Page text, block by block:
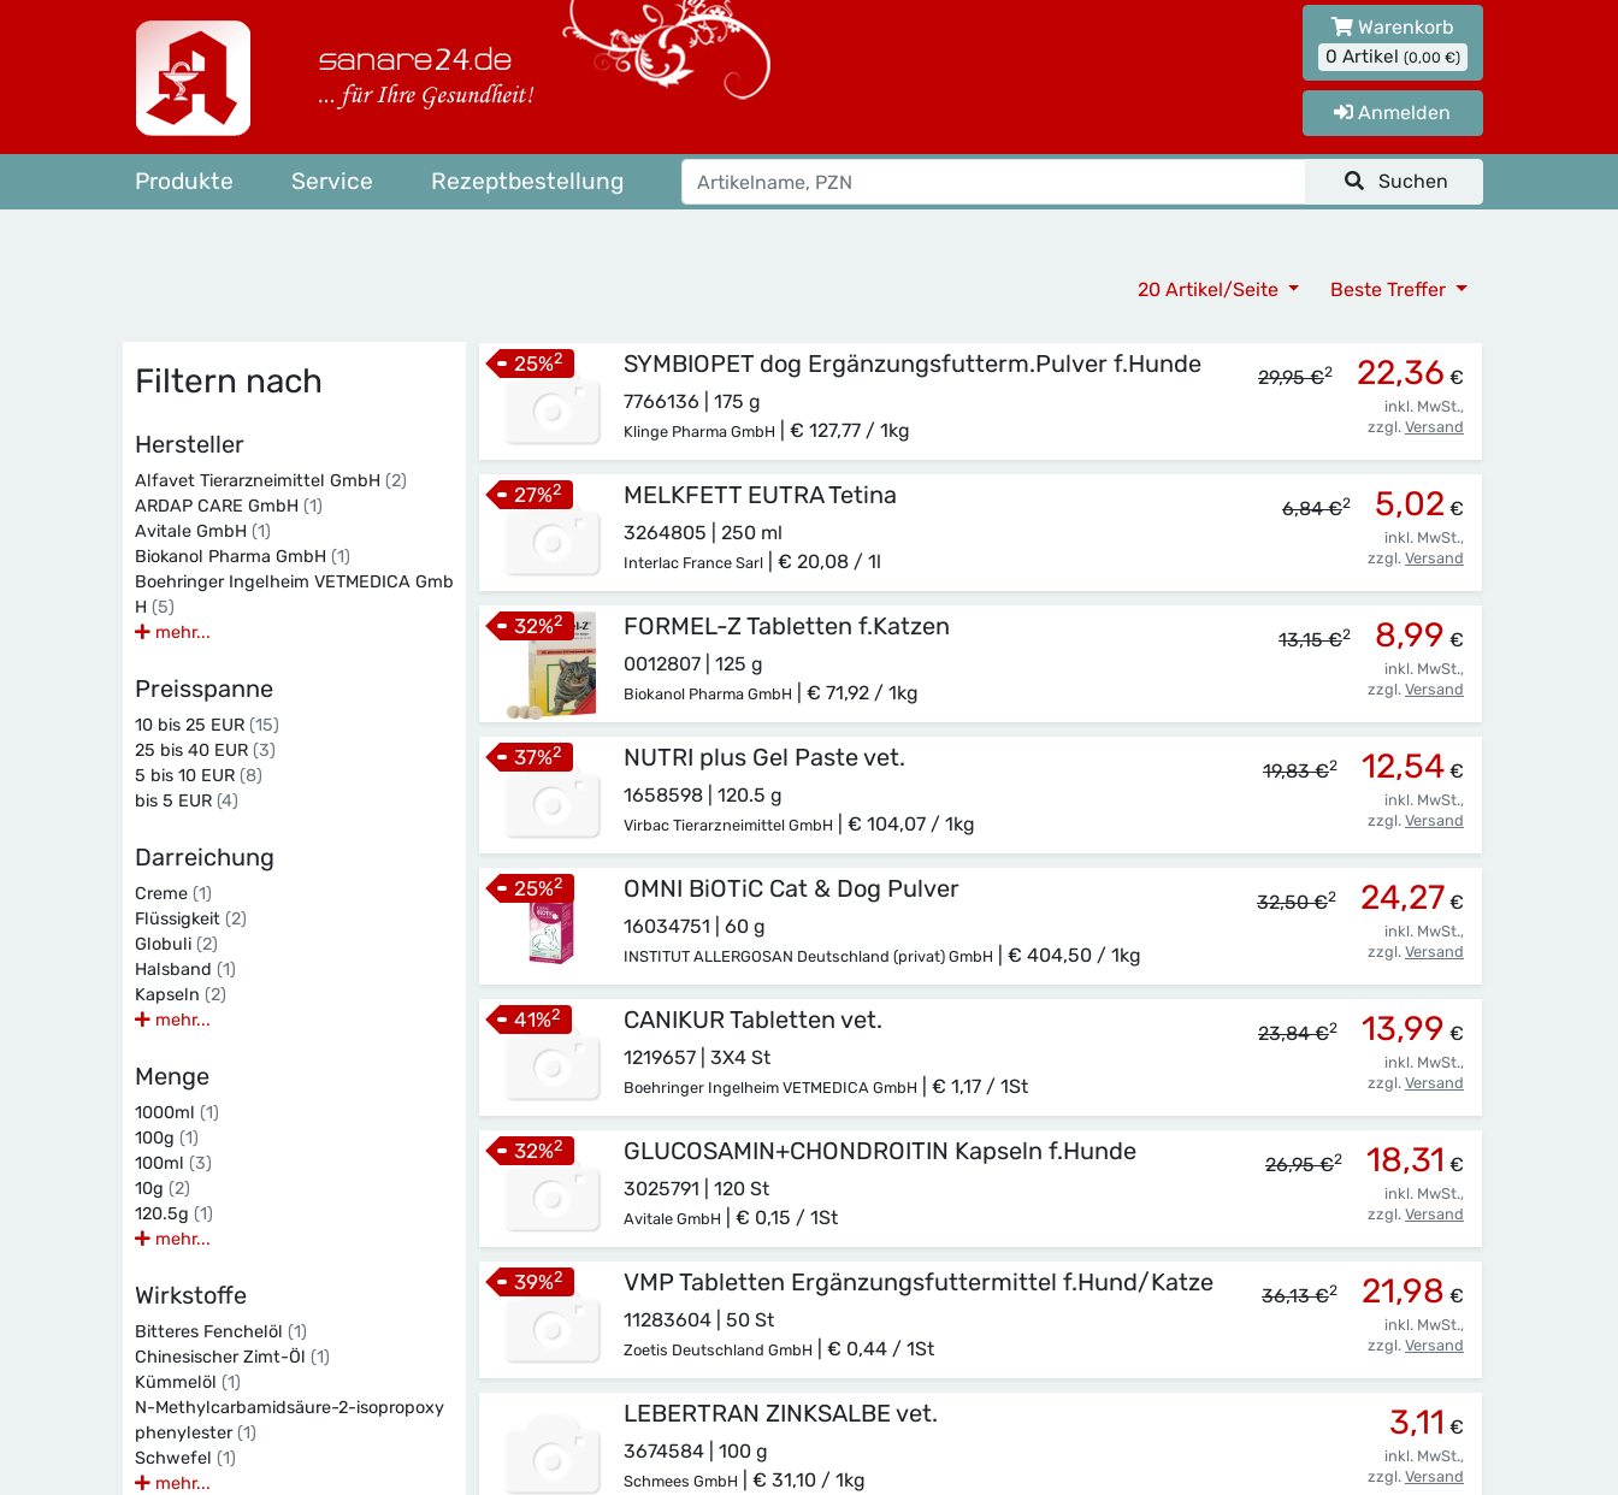
Warenkorb
0 Artikel (0,00 €)
Anmelden
Produkte Service Rezeptbestellung Suchen
20 Artikel/Seite Beste Treffer
Filtern nach
Hersteller
Alfavet Tierarzneimittel GmbH (2)
ARDAP CARE GmbH (1)
Avitale GmbH (1)
Biokanol Pharma GmbH (1)
Boehringer Ingelheim VETMEDICA Gmb
H (5)
mehr...
Preisspanne
10 bis 25 EUR (15)
25 bis 40 EUR (3)
5 bis 10 EUR (8)
bis 5 EUR (4)
Darreichung
Creme (1)
Flüssigkeit (2)
Globuli (2)
Halsband (1)
Kapseln (2)
mehr...
Menge
1000ml (1)
100g (1)
100ml (3)
10g (2)
120.5g (1)
mehr...
Wirkstoffe
Bitteres Fenchelöl (1)
Chinesischer Zimt-Öl (1)
Kümmelöl (1)
N-Methylcarbamidsäure-2-isopropoxy
phenylester(1)
Schwefel (1)
mehr...
SYMBIOPET dog Ergänzungsfutterm.Pulver f.Hunde
7766136 | 175 g
Klinge Pharma GmbH € 127,77 / 1kg
29,95 €2 22,36 €
inkl. MwSt.,
zzgl. Versand
25%2
MELKFETT EUTRA Tetina
3264805 | 250 ml
Interlac France Sarl € 20,08 / 1l
6,84 €2 5,02 €
inkl. MwSt.,
zzgl. Versand
27%2
FORMEL-Z Tabletten f.Katzen
0012807 | 125 g
Biokanol Pharma GmbH € 71,92 / 1kg
13,15 €2 8,99 €
inkl. MwSt.,
zzgl. Versand
32%2
NUTRI plus Gel Paste vet.
1658598 | 120.5 g
Virbac Tierarzneimittel GmbH € 104,07 / 1kg
19,83 €2 12,54 €
inkl. MwSt.,
zzgl. Versand
37%2
OMNI BiOTiC Cat & Dog Pulver
16034751 | 60 g
INSTITUT ALLERGOSAN Deutschland (privat) GmbH € 404,50 / 1kg
32,50 €2 24,27 €
inkl. MwSt.,
zzgl. Versand
25%2
CANIKUR Tabletten vet.
1219657 | 3X4 St
Boehringer Ingelheim VETMEDICA GmbH € 1,17 / 1St
23,84 €2 13,99 €
inkl. MwSt.,
zzgl. Versand
41%2
GLUCOSAMIN+CHONDROITIN Kapseln f.Hunde
3025791 | 120 St
Avitale GmbH € 0,15 / 1St
26,95 €2 18,31 €
inkl. MwSt.,
zzgl. Versand
32%2
VMP Tabletten Ergänzungsfuttermittel f.Hund/Katze
11283604 | 50 St
Zoetis Deutschland GmbH € 0,44 / 1St
36,13 €2 21,98 €
inkl. MwSt.,
zzgl. Versand
39%2
LEBERTRAN ZINKSALBE vet.
3674584 | 100 g
Schmees GmbH € 31,10 / 1kg
3,11 €
inkl. MwSt.,
zzgl. Versand